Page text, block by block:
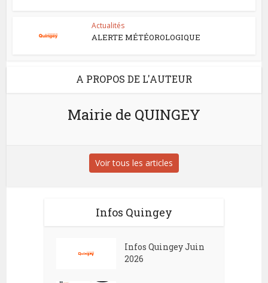
Actualités
ALERTE MÉTÉOROLOGIQUE
A PROPOS DE L'AUTEUR
Mairie de QUINGEY
Voir tous les articles
Infos Quingey
Infos Quingey Juin
2026